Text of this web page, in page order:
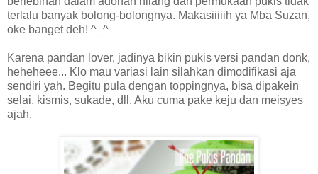
terlalu banyak bolong-bolongnya. Makasiiiiih ya Mba Suzan,
oke banget deh! ^_^
Karena pandan lover, jadinya bikin pukis versi pandan donk,
heheheee... Klo mau variasi lain silahkan dimodifikasi aja
sendiri yah. Begitu pula dengan toppingnya, bisa dipakein
selai, kismis, sukade, dll. Aku cuma pake keju dan meisyes
ajah.